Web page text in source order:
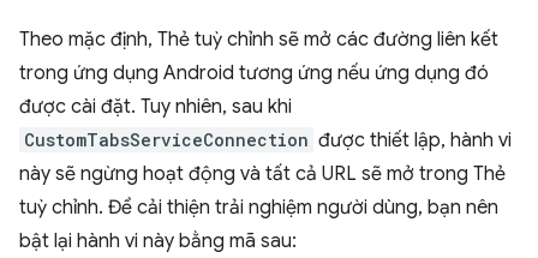
Theo mặc định, Thẻ tuỳ chỉnh sẽ mở các đường liên kết
trong ứng dụng Android tương ứng nếu ứng dụng đó
được cài đặt. Tuy nhiên, sau khi
CustomTabsServiceConnection được thiết lập, hành vi
này sẽ ngừng hoạt động và tất cả URL sẽ mở trong Thẻ
tuỳ chỉnh. Để cải thiện trải nghiệm người dùng, bạn nên
bật lại hành vi này bằng mã sau: